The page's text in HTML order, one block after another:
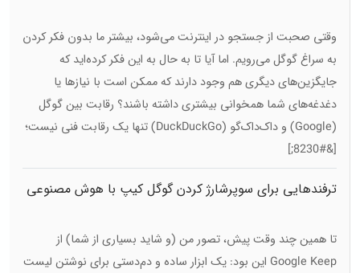
وقتی صحبت از جستجو در اینترنت می‌شود، بیشتر ما بدون فکر کردن
به سراغ گوگل می‌رویم. اما آیا تا به حال به این فکر کرده‌اید که
جایگزین‌های دیگری هم وجود دارند که ممکن است با نیازها یا
دغدغه‌های شما همخوانی بیشتری داشته باشند؟ رقابت بین گوگل
(Google) و داک‌داک‌گو (DuckDuckGo) تنها یک رقابت فنی نیست؛
[&#8230;]
ترفندهایی برای سوپرشارژ کردن گوگل کیپ با هوش مصنوعی
تا همین چند وقت پیش، تصور من (و شاید بسیاری از شما) از
Google Keep این بود: یک ابزار ساده و دم‌دستی برای نوشتن لیست